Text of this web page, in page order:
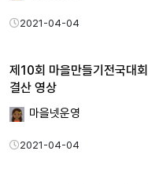
2021-04-04
제10회 마을만들기전국대회
결산 영상
마을넷운영
2021-04-04